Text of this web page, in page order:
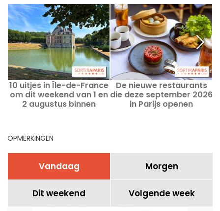
10 uitjes in Île-de-France
om dit weekend van 1 en
2 augustus binnen
De nieuwe restaurants
die deze september 2026
in Parijs openen
OPMERKINGEN
Vandaag Morgen
Dit weekend Volgende week